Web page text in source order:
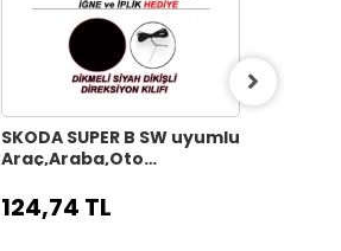
SKODA SUPER B SW uyumlu
Araç,Araba,Oto
124,74 TL